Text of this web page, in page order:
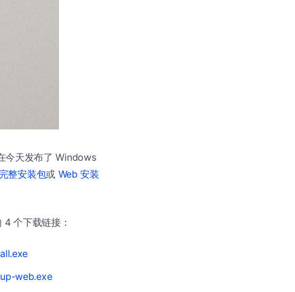
今天发布了 Windows
完整安装包或 Web 安装
个下载链接：
web.exe